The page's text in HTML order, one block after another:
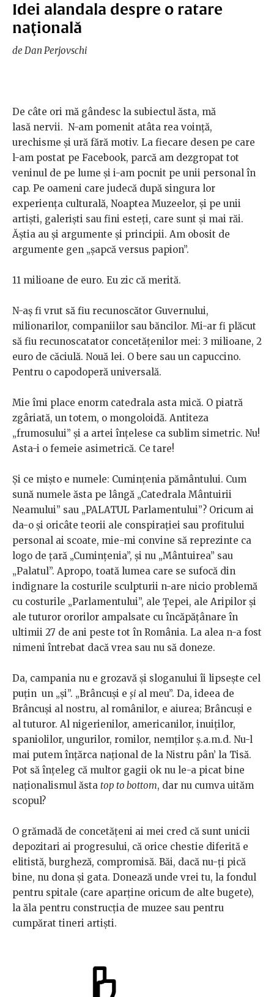
Idei alandala despre o ratare
naţională
de Dan Perjovschi
De câte ori mă gândesc la subiectul ăsta, mă
lasă nervii. N-am pomenit atâta rea voinţă,
urechisme şi ură fără motiv. La fiecare desen pe care
l-am postat pe Facebook, parcă am dezgropat tot
veninul de pe lume şi i-am pocnit pe unii personal în
cap. Pe oameni care judecă după singura lor
experienţa culturală, Noaptea Muzeelor, și pe unii
artişti, galeriști sau fini esteţi, care sunt şi mai răi.
Ăştia au şi argumente şi principii. Am obosit de
argumente gen „şapcă versus papion”.
11 milioane de euro. Eu zic că merită.
N-aş fi vrut să fiu recunoscător Guvernului,
milionarilor, companiilor sau băncilor. Mi-ar fi plăcut
să fiu recunoscatator concetăţenilor mei: 3 milioane, 2
euro de căciulă. Nouă lei. O bere sau un capuccino.
Pentru o capodoperă universală.
Mie îmi place enorm catedrala asta mică. O piatră
zgâriată, un totem, o mongoloidă. Antiteza
„frumosului” şi a artei înţelese ca sublim simetric. Nu!
Asta-i o femeie asimetrică. Ce tare!
Şi ce mişto e numele: Cuminţenia pământului. Cum
sună numele ăsta pe lângă „Catedrala Mântuirii
Neamului” sau „PALATUL Parlamentului”? Oricum ai
da-o şi oricâte teorii ale conspirației sau profitului
personal ai scoate, mie-mi convine să reprezinte ca
logo de ţară „Cuminţenia”, şi nu „Mântuirea” sau
„Palatul”. Apropo, toată lumea care se sufocă din
indignare la costurile sculpturii n-are nicio problemă
cu costurile „Parlamentului”, ale Țepei, ale Aripilor şi
ale tuturor ororilor ampalsate cu încăpăţânare în
ultimii 27 de ani peste tot în România. La alea n-a fost
nimeni întrebat dacă vrea sau nu să doneze.
Da, campania nu e grozavă şi sloganului îi lipseşte cel
puţin un „şi”. „Brâncuşi e şi al meu”. Da, ideea de
Brâncuşi al nostru, al românilor, e aiurea; Brâncuşi e
al tuturor. Al nigerienilor, americanilor, inuiților,
spaniolilor, ungurilor, romilor, nemţilor ş.a.m.d. Nu-l
mai putem înţărca naţional de la Nistru pân’ la Tisă.
Pot să înţeleg că multor gagii ok nu le-a picat bine
naţionalismul ăsta top to bottom, dar nu cumva uităm
scopul?
O grămadă de concetăţeni ai mei cred că sunt unicii
depozitari ai progresului, că orice chestie diferită e
elitistă, burgheză, compromisă. Băi, dacă nu-ţi pică
bine, nu dona şi gata. Donează unde vrei tu, la fondul
pentru spitale (care aparține oricum de alte bugete),
la ăla pentru construcţia de muzee sau pentru
cumpărat tineri artişti.